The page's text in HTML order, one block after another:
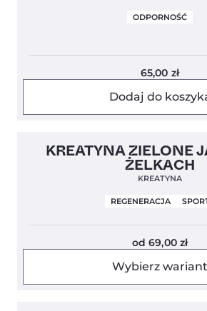
ODPORNOŚĆ
65,00 zł
Dodaj do
NowośćKREATYNA ZIELONE
ŻELKACH
KREATYNA
REGENERACJA
od 69,00 zł
Wybierz wariant